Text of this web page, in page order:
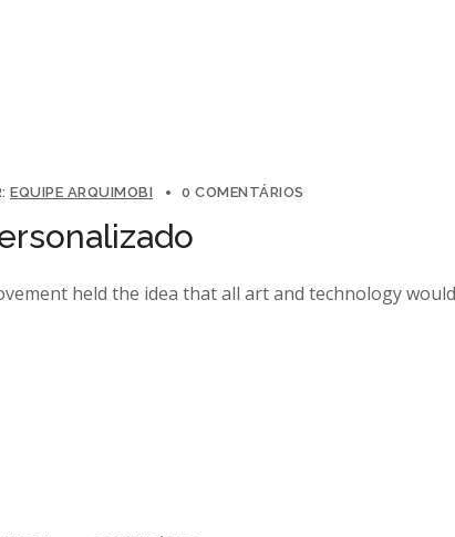
EQUIPE ARQUIMOBI 0 COMENTÁRIOS
held the idea that all art and technology